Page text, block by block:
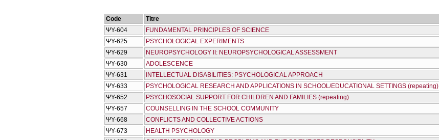
Code Titre
ΨΥ-604
FUNDAMENTAL PRINCIPLES OF SCIENCE
ΨΥ-625
PSYCHOLOGICAL EXPERIMENTS
ΨΥ-629
NEUROPSYCHOLOGY II: NEUROPSYCHOLOGICAL ASSESSMENT
ΨΥ-630
ADOLESCENCE
ΨΥ-631
INTELLECTUAL DISABILITIES: PSYCHOLOGICAL APPROACH
ΨΥ-633
PSYCHOLOGICAL RESEARCH AND APPLICATIONS IN SCHOOL/EDUCATIONAL SETTINGS (repeating)
ΨΥ-652
PSYCHOSOCIAL SUPPORT FOR CHILDREN AND FAMILIES (repeating)
ΨΥ-657
COUNSELLING IN THE SCHOOL COMMUNITY
ΨΥ-668
CONFLICTS AND COLLECTIVE ACTIONS
ΨΥ-673
HEALTH PSYCHOLOGY